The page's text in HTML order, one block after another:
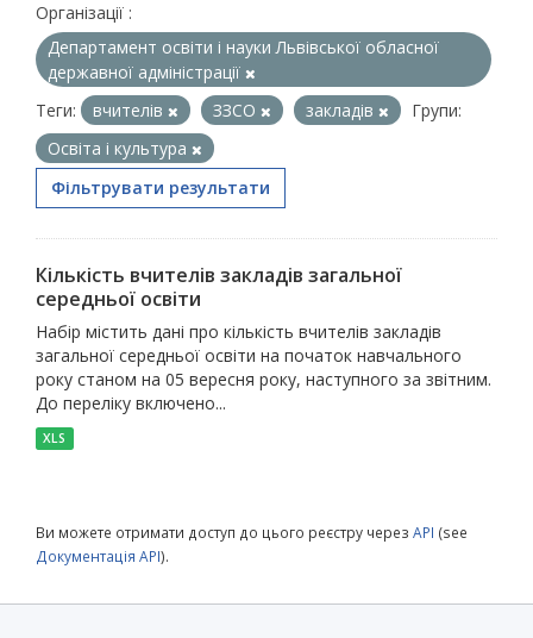
Організації :
Департамент освіти і науки Львівської обласної
державної адміністрації
Теги:
вчителів ЗЗСО закладів
Групи:
Освіта і культура
Фільтрувати результати
Кількість вчителів закладів загальної
середньої освіти
Набір містить дані про кількість вчителів закладів
загальної середньої освіти на початок навчального
року станом на 05 вересня року, наступного за звітним.
До переліку включено...
XLS
Ви можете отримати доступ до цього реєстру через API (see
Документація API).